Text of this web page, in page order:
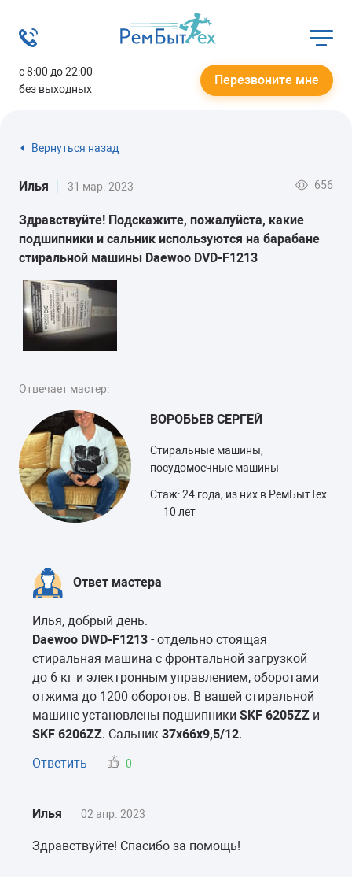
с 8:00 до 22:00
без выходных
Перезвоните мне
Вернуться назад
Илья 31 мар. 2023 656
Здравствуйте! Подскажите, пожалуйста, какие
подшипники и сальник используются на барабане
стиральной машины Daewoo DVD-F1213
Отвечает мастер:
ВОРОБЬЕВ СЕРГЕЙ
Стиральные машины,
посудомоечные машины
Стаж: 24 года, из них в РемБытТех
— 10 лет
Ответ мастера
Илья, добрый день.
Daewoo DWD-F1213 - отдельно стоящая
стиральная машина с фронтальной загрузкой
до 6 кг и электронным управлением, оборотами
отжима до 1200 оборотов. В вашей стиральной
машине установлены подшипники SKF 6205ZZ и
SKF 6206ZZ. Сальник 37х66х9,5/12.
Ответить
0
Илья 02 апр. 2023
Здравствуйте! Спасибо за помощь!